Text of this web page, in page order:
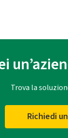
Trova la
Richiedi